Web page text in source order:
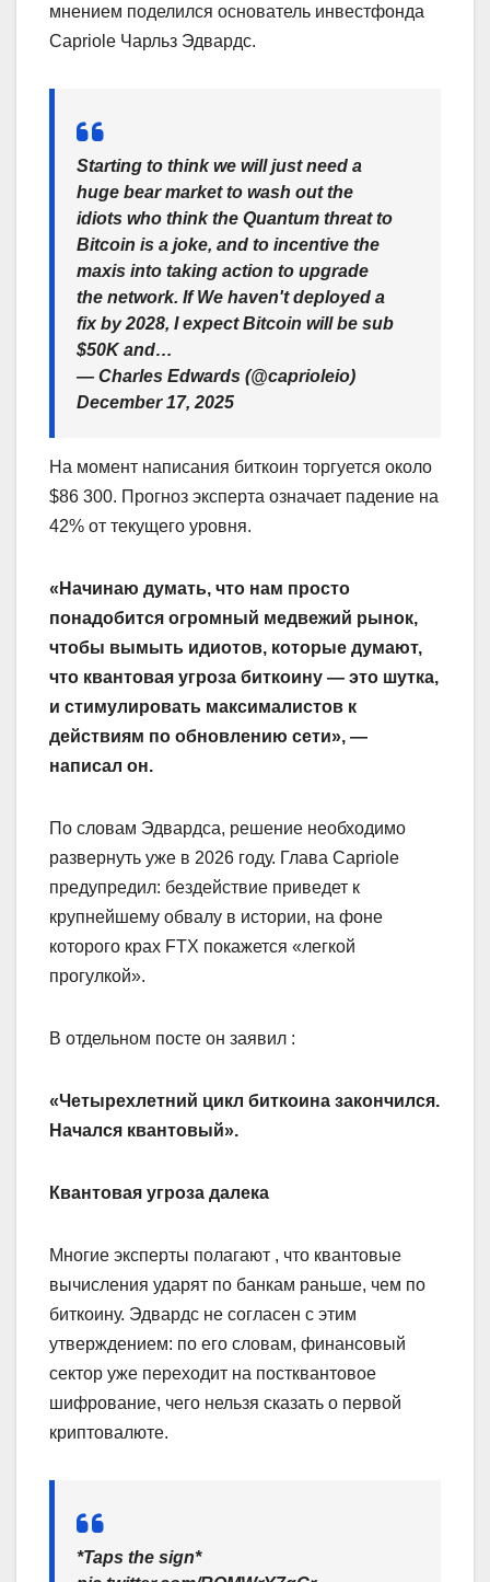
мнением поделился основатель инвестфонда
Capriole Чарльз Эдвардс.
Starting to think we will just need a
huge bear market to wash out the
idiots who think the Quantum threat to
Bitcoin is a joke, and to incentive the
maxis into taking action to upgrade
the network. If We haven't deployed a
fix by 2028, I expect Bitcoin will be sub
$50K and…
— Charles Edwards (@caprioleio)
December 17, 2025
На момент написания биткоин торгуется около
$86 300. Прогноз эксперта означает падение на
42% от текущего уровня.
«Начинаю думать, что нам просто
понадобится огромный медвежий рынок,
чтобы вымыть идиотов, которые думают,
что квантовая угроза биткоину — это шутка,
и стимулировать максималистов к
действиям по обновлению сети», —
написал он.
По словам Эдвардса, решение необходимо
развернуть уже в 2026 году. Глава Capriole
предупредил: бездействие приведет к
крупнейшему обвалу в истории, на фоне
которого крах FTX покажется «легкой
прогулкой».
В отдельном посте он заявил :
«Четырехлетний цикл биткоина закончился.
Начался квантовый».
Квантовая угроза далека
Многие эксперты полагают , что квантовые
вычисления ударят по банкам раньше, чем по
биткоину. Эдвардс не согласен с этим
утверждением: по его словам, финансовый
сектор уже переходит на постквантовое
шифрование, чего нельзя сказать о первой
криптовалюте.
*Taps the sign*